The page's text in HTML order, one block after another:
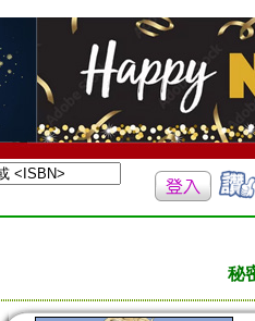
秘